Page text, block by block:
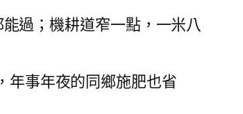
過；機耕道窄一點，一米八
年事年夜的同鄉施肥也省